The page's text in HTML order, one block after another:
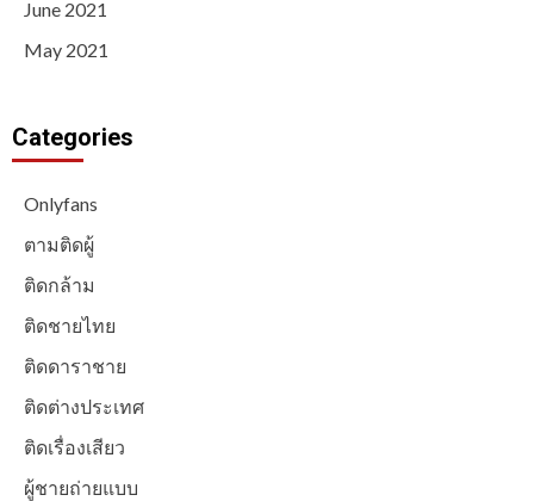
June 2021
May 2021
Categories
Onlyfans
ตามติดผู้
ติดกล้าม
ติดชายไทย
ติดดาราชาย
ติดต่างประเทศ
ติดเรื่องเสียว
ผู้ชายถ่ายแบบ